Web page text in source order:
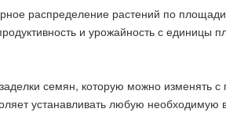
распределение растений по площади
и урожайность с единицы
семян, которую можно изменять
устанавливать любую необходимую